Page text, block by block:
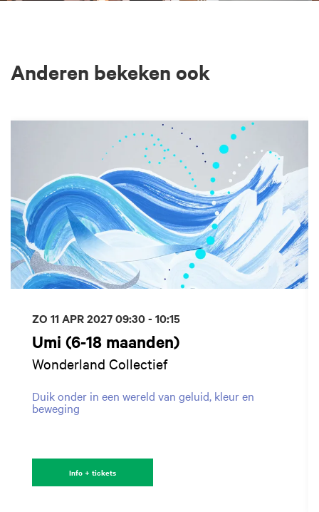
Anderen bekeken ook
Umi (6-18 maanden)
Wonderland Collectief
Duik onder in een wereld van geluid, kleur en
beweging
ZO 11 APR 202709:30 - 10:15
Info + tickets